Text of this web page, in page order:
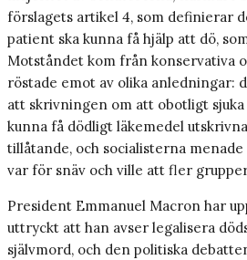
förslagets artikel 4, som definierar
patient ska kunna få hjälp att dö,
Motståndet kom från konservativa
röstade emot av olika anledningar:
att skrivningen om att obotligt sjuka
kunna få dödligt läkemedel
tillåtande, och socialisterna
var för snäv och ville att fler
President Emmanuel Macron har
uttryckt att han avser legalisera
självmord, och den politiska